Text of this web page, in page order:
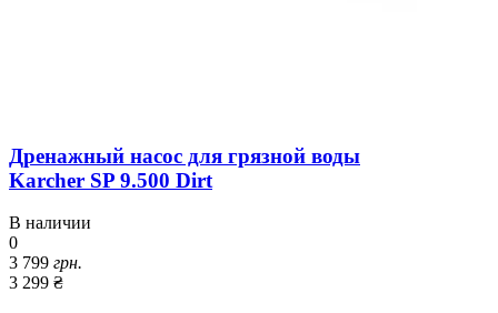
Дренажный насос для грязной воды
Karcher SP 9.500 Dirt
В наличии
0
3 799 грн.
3 299 ₴